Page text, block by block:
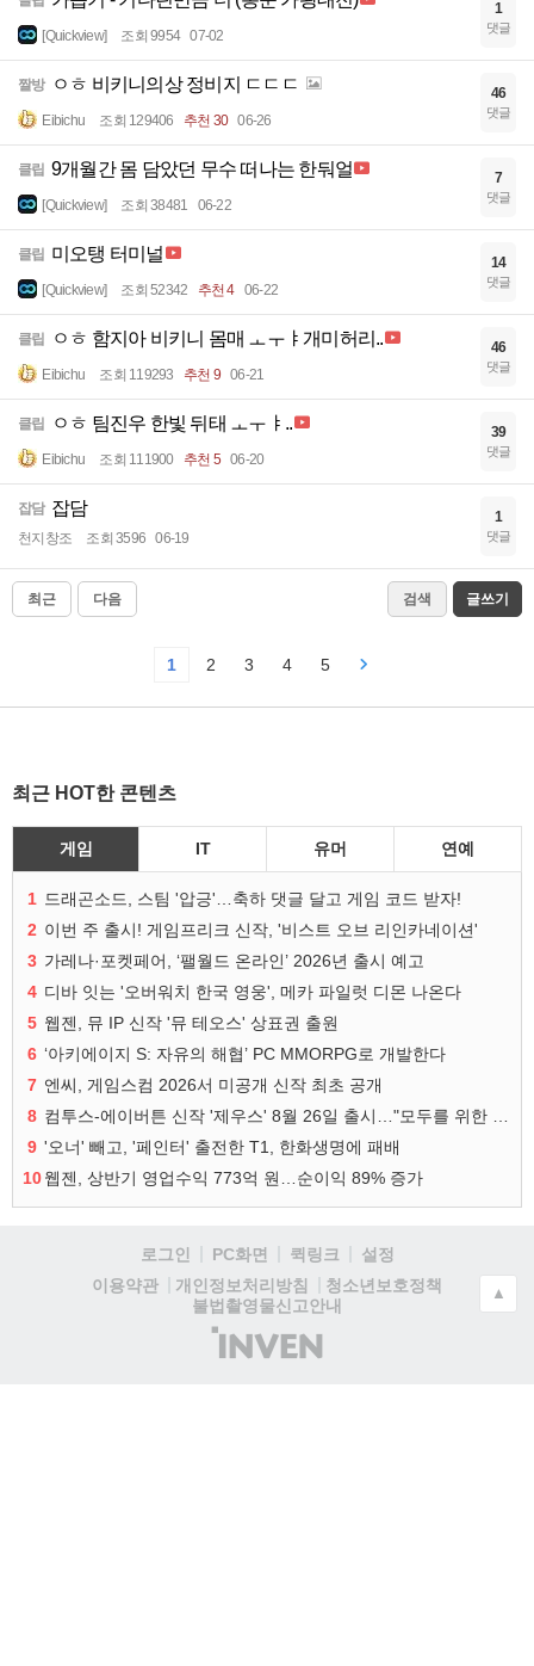
[Quickview] 조회 9954 07-02
1
댓글
짤방 ㅇㅎ 비키니의상 정비지 ㄷㄷㄷ
Eibichu 조회 129406 추천 30 06-26
46
댓글
클립 9개월간 몸 담았던 무수 떠나는 한둬얼
[Quickview] 조회 38481 06-22
7
댓글
클립 미오탱 터미널
[Quickview] 조회 52342 추천 4 06-22
14
댓글
클립 ㅇㅎ 함지아 비키니 몸매 ㅗㅜㅑ개미허리..
Eibichu 조회 119293 추천 9 06-21
46
댓글
클립 ㅇㅎ 팀진우 한빛 뒤태 ㅗㅜㅑ..
Eibichu 조회 111900 추천 5 06-20
39
댓글
잡담 잡담
천지창조 조회 3596 06-19
1
댓글
최근 다음 검색 글쓰기
1 2 3 4 5
최근 HOT한 콘텐츠
게임 IT 유머 연예
1 드래곤소드, 스팀 '압긍'…축하 댓글 달고 게임 코드 받자!
2 이번 주 출시! 게임프리크 신작, '비스트 오브 리인카네이션'
3 가레나·포켓페어, ‘팰월드 온라인’ 2026년 출시 예고
4 디바 잇는 '오버워치 한국 영웅', 메카 파일럿 디몬 나온다
5 웹젠, 뮤 IP 신작 '뮤 테오스' 상표권 출원
6 ‘아키에이지 S: 자유의 해협’ PC MMORPG로 개발한다
7 엔씨, 게임스컴 2026서 미공개 신작 최초 공개
8
9 '오너' 빼고, '페인터' 출전한 T1, 한화생명에 패배
10웹젠, 상반기 영업수익 773억 원…순이익 89% 증가
로그인 PC화면 퀵링크
설정
이용약관
개인정보처리방침
청소년보호정책
불법촬영물신고안내
(주)
인
▲